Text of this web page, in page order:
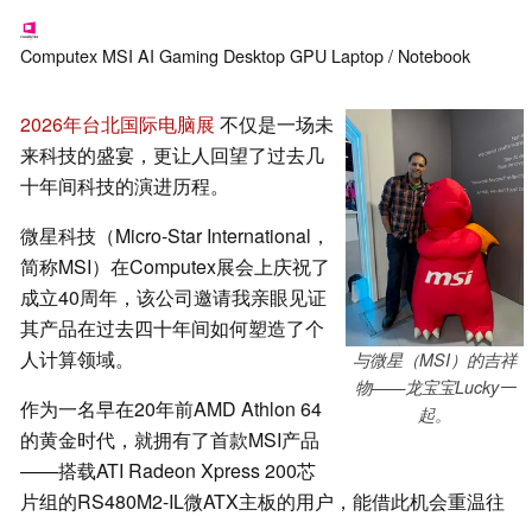
Computex MSI AI Gaming DesktopGPU Laptop / Notebook
与微星（MSI）的吉祥
物——龙宝宝Lucky一
起。
2026年台北国际电脑展 不仅是一场未
来科技的盛宴，更让人回望了过去几
十年间科技的演进历程。
微星科技（Micro-Star International，
简称MSI）在Computex展会上庆祝了
成立40周年，该公司邀请我亲眼见证
其产品在过去四十年间如何塑造了个
人计算领域。
作为一名早在20年前AMD Athlon 64
的黄金时代，就拥有了首款MSI产品
——搭载ATI Radeon Xpress 200芯
片组的RS480M2-IL微ATX主板的用户，能借此机会重温往